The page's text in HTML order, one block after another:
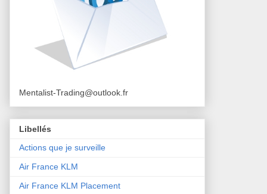
Mentalist-Trading@outlook.fr
Libellés
Actions que je surveille
Air France KLM
Air France KLM Placement